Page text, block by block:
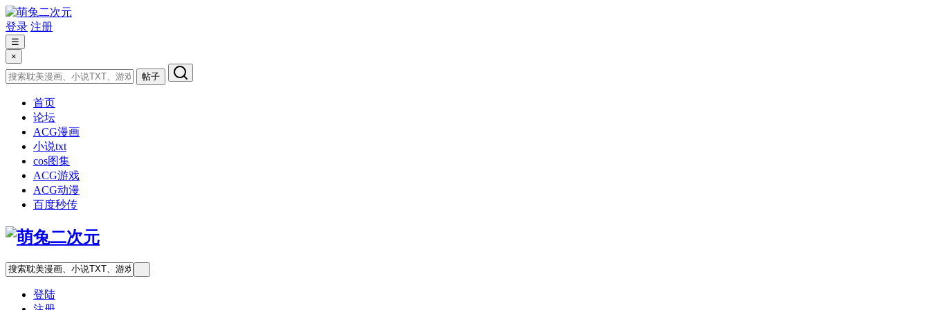
登录 注册
☰
×
帖子
首页
论坛
ACG漫画
小说txt
cos图集
ACG游戏
ACG动漫
百度秒传
登陆